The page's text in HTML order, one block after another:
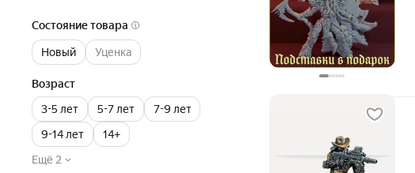
Состояние товара
Новый Уценка
Возраст
3-5 лет
5-7 лет
7-9 лет
9-14 лет
14+
Ещё 2